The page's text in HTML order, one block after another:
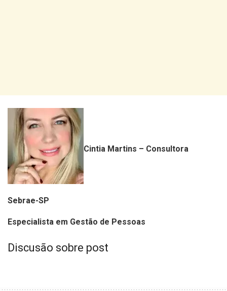
Cintia Martins – Consultora
Sebrae-SP
Especialista em Gestão de Pessoas
Discusão sobre post